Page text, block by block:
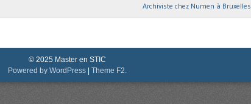
Archiviste chez Numen à Bruxelles
© 2025 Master en STIC
Powered by WordPress
Theme F2.